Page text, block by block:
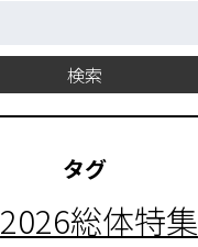
検索
タグ
2026総体特集